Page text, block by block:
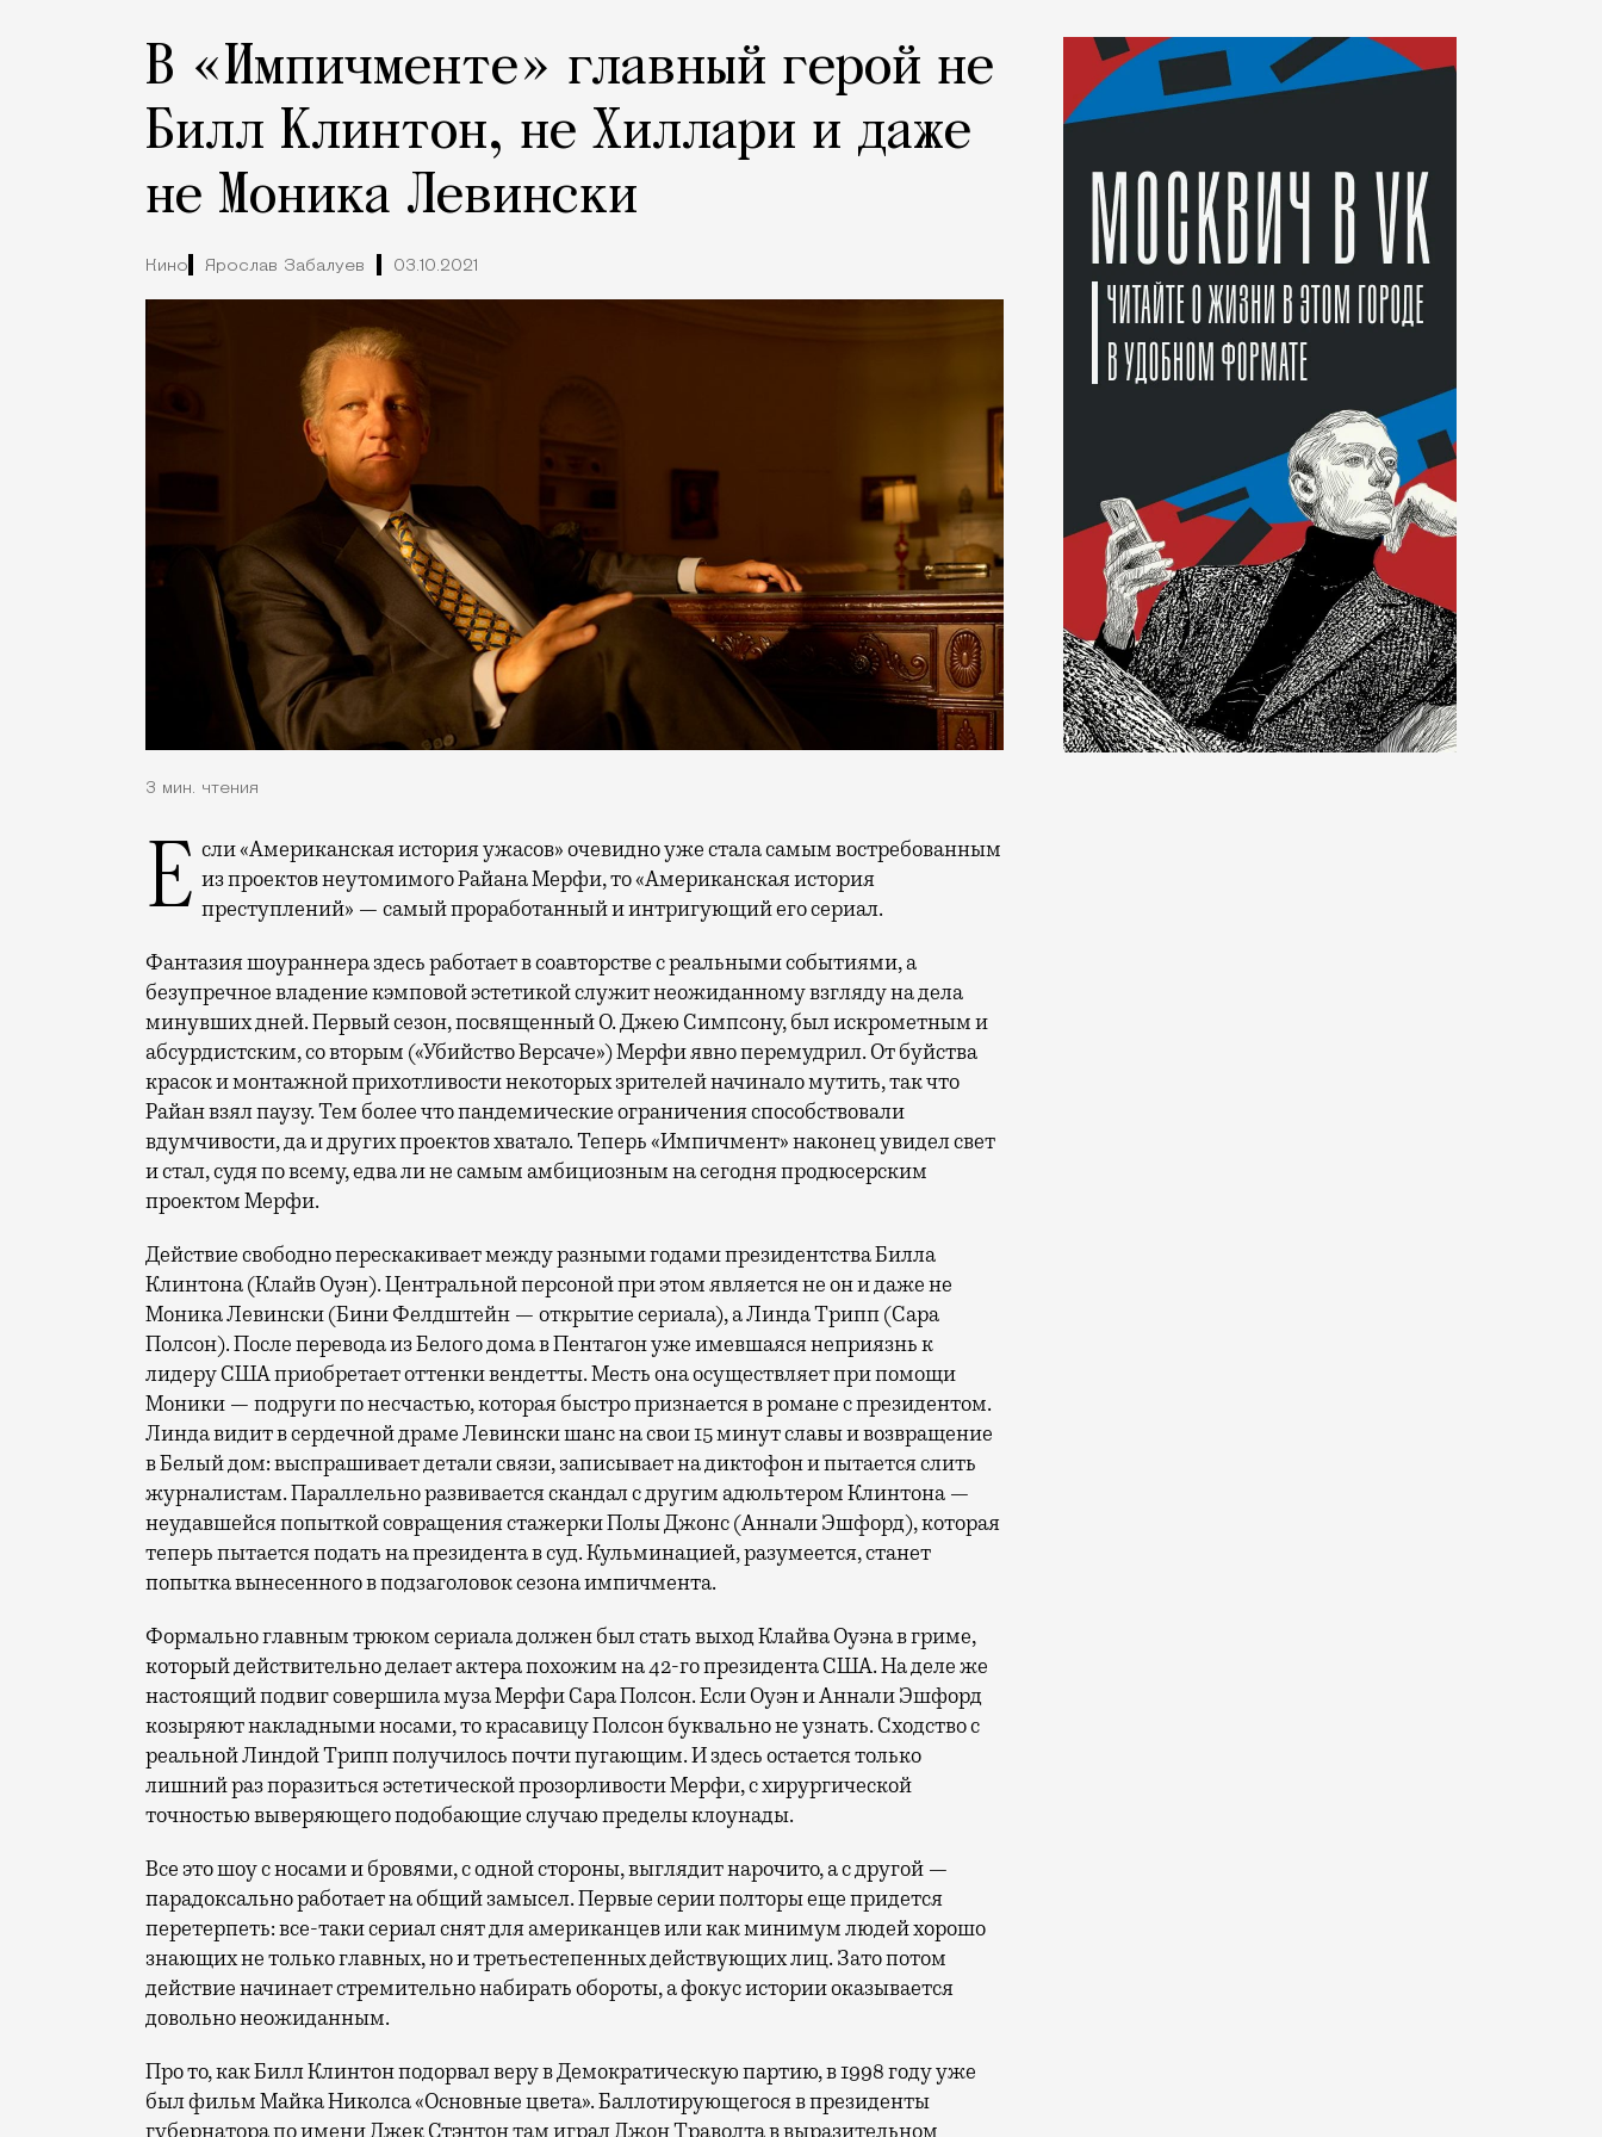
В «Импичменте» главный герой не
Билл Клинтон, не Хиллари и даже
не Моника Левински
Кино Ярослав Забалуев 03.10.2021
3 мин. чтения
Если «Американская история ужасов» очевидно уже стала самым востребованным из проектов неутомимого Райана Мерфи, то «Американская история
преступлений» — самый проработанный и интригующий его сериал.
Фантазия шоураннера здесь работает в соавторстве с реальными событиями, а
безупречное владение кэмповой эстетикой служит неожиданному взгляду на дела
минувших дней. Первый сезон, посвященный О. Джею Симпсону, был искрометным и
абсурдистским, со вторым («Убийство Версаче») Мерфи явно перемудрил. От буйства
красок и монтажной прихотливости некоторых зрителей начинало мутить, так что
Райан взял паузу. Тем более что пандемические ограничения способствовали
вдумчивости, да и других проектов хватало. Теперь «Импичмент» наконец увидел свет
и стал, судя по всему, едва ли не самым амбициозным на сегодня продюсерским
проектом Мерфи.
Действие свободно перескакивает между разными годами президентства Билла
Клинтона (Клайв Оуэн). Центральной персоной при этом является не он и даже не
Моника Левински (Бини Фелдштейн — открытие сериала), а Линда Трипп (Сара
Полсон). После перевода из Белого дома в Пентагон уже имевшаяся неприязнь к
лидеру США приобретает оттенки вендетты. Месть она осуществляет при помощи
Моники — подруги по несчастью, которая быстро признается в романе с президентом.
Линда видит в сердечной драме Левински шанс на свои 15 минут славы и возвращение
в Белый дом: выспрашивает детали связи, записывает на диктофон и пытается слить
журналистам. Параллельно развивается скандал с другим адюльтером Клинтона —
неудавшейся попыткой совращения стажерки Полы Джонс (Аннали Эшфорд), которая
теперь пытается подать на президента в суд. Кульминацией, разумеется, станет
попытка вынесенного в подзаголовок сезона импичмента.
Формально главным трюком сериала должен был стать выход Клайва Оуэна в гриме,
который действительно делает актера похожим на 42-го президента США. На деле же
настоящий подвиг совершила муза Мерфи Сара Полсон. Если Оуэн и Аннали Эшфорд
козыряют накладными носами, то красавицу Полсон буквально не узнать. Сходство с
реальной Линдой Трипп получилось почти пугающим. И здесь остается только
лишний раз поразиться эстетической прозорливости Мерфи, с хирургической
точностью выверяющего подобающие случаю пределы клоунады.
Все это шоу с носами и бровями, с одной стороны, выглядит нарочито, а с другой —
парадоксально работает на общий замысел. Первые серии полторы еще придется
перетерпеть: все-таки сериал снят для американцев или как минимум людей хорошо
знающих не только главных, но и третьестепенных действующих лиц. Зато потом
действие начинает стремительно набирать обороты, а фокус истории оказывается
довольно неожиданным.
Про то, как Билл Клинтон подорвал веру в Демократическую партию, в 1998 году уже
был фильм Майка Николса «Основные цвета». Баллотирующегося в президенты
губернатора по имени Джек Стэнтон там играл Джон Траволта в выразительном